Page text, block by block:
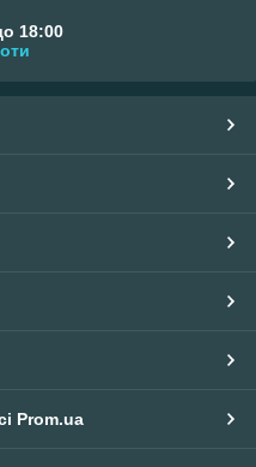
18:00
Prom.ua